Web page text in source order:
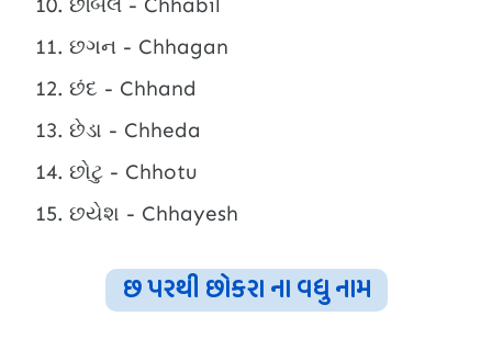
છગન - Chhagan
છંદ - Chhand
છેડા - Chheda
છોટુ - Chhotu
છયેશ - Chhayesh
છ પરથી છોકરા ના વધુ નામ